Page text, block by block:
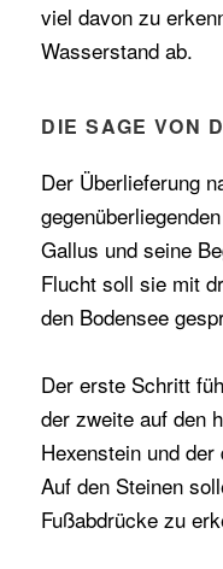
viel davon zu
Wasserstand ab.
DIE SAGE VON
Der Überlieferung
Gallus und seine
Flucht soll sie mit
den Bodensee
Der erste Schritt
der zweite auf den
Hexenstein und
Auf den Steinen
Fußabdrücke zu